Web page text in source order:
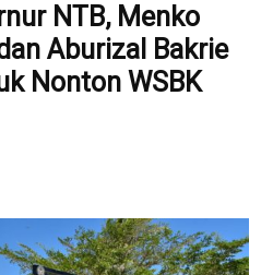
NTB, Menko
Aburizal Bakrie
Nonton WSBK